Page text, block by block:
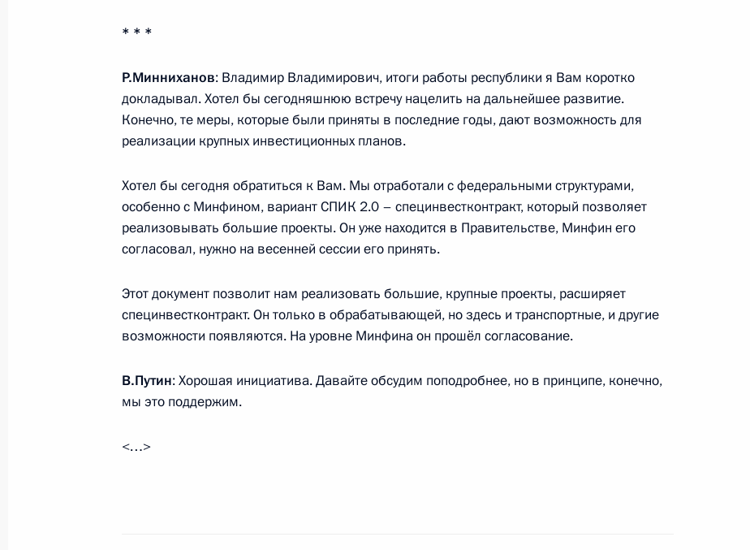
22 апреля 2016 года, 18:00
26 июля 2026 года
России
* * *
Р.Минниханов: Владимир Владимирович, итоги работы республики я Вам коротко
докладывал. Хотел бы сегодняшнюю встречу нацелить на дальнейшее развитие.
Конечно, те меры, которые были приняты в последние годы, дают возможность для
реализации крупных инвестиционных планов.
Хотел бы сегодня обратиться к Вам. Мы отработали с федеральными структурами,
особенно с Минфином, вариант СПИК 2.0 – специнвестконтракт, который позволяет
реализовывать большие проекты. Он уже находится в Правительстве, Минфин его
согласовал, нужно на весенней сессии его принять.
Этот документ позволит нам реализовать большие, крупные проекты, расширяет
специнвестконтракт. Он только в обрабатывающей, но здесь и транспортные, и другие
возможности появляются. На уровне Минфина он прошёл согласование.
В.Путин: Хорошая инициатива. Давайте обсудим поподробнее, но в принципе, конечно,
мы это поддержим.
<…>